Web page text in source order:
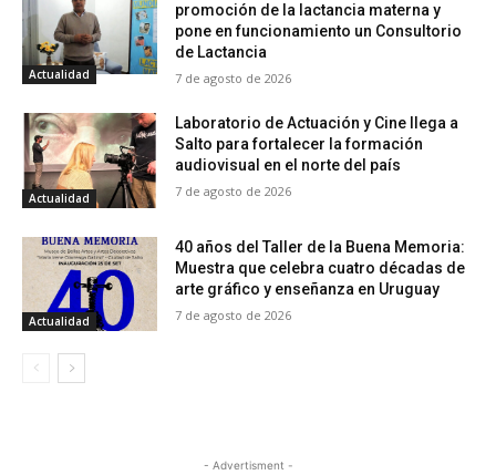
Actualidad
promoción de la lactancia materna y
pone en funcionamiento un Consultorio
de Lactancia
7 de agosto de 2026
Actualidad
Laboratorio de Actuación y Cine llega a
Salto para fortalecer la formación
audiovisual en el norte del país
7 de agosto de 2026
Actualidad
40 años del Taller de la Buena Memoria:
Muestra que celebra cuatro décadas de
arte gráfico y enseñanza en Uruguay
7 de agosto de 2026
- Advertisment -